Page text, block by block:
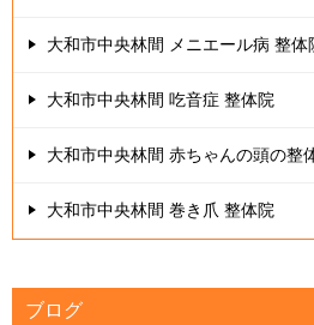
大和市中央林間 メニエール病 整体
大和市中央林間 吃音症 整体院
大和市中央林間 赤ちゃんの頭の整
大和市中央林間 巻き爪 整体院
ブログ